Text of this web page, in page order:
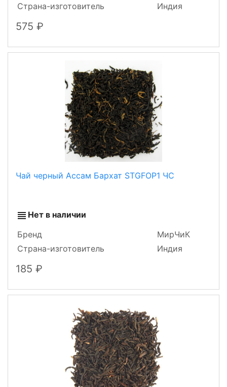
Страна-изготовитель
Индия
575
Чай черный Ассам Бархат STGFOP1 ЧС
Нет в наличии
Бренд
МирЧиК
Страна-изготовитель
Индия
185